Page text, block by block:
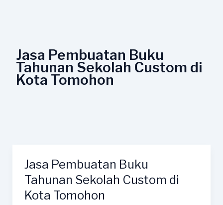
Jasa Pembuatan Buku
Tahunan Sekolah Custom di
Kota Tomohon
Jasa Pembuatan Buku
Tahunan Sekolah Custom di
Kota Tomohon
Jasa
Pembuatan
Buku
Tahunan